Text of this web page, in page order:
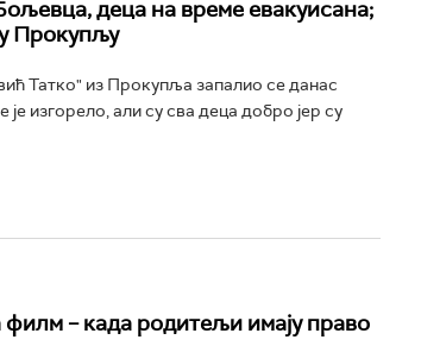
деца на време евакуисана;
Прокупљу
Татко" из Прокупља запалио се данас
изгорело, али су сва деца добро јер су
– када родитељи имају право